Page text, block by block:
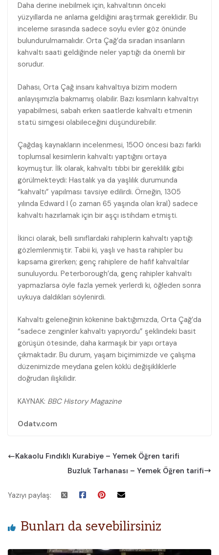
Daha derine inebilmek için, kahvaltının önceki
yüzyıllarda ne anlama geldiğini araştırmak gereklidir. Bu
inceleme sırasında sadece soylu evler göz önünde
bulundurulmamalıdır. Orta Çağ’da sıradan insanların
kahvaltı saati geldiğinde neler yaptığı da önemli bir
sorudur.
Dahası, Orta Çağ insanı kahvaltıya bizim modern
anlayışımızla bakmamış olabilir. Bazı kısımların kahvaltıyı
yapabilmesi, sabah erken saatlerde kahvaltı etmenin
statü simgesi olabileceğini düşündürebilir.
Çağdaş kaynakların incelenmesi, 1500 öncesi bazı farklı
toplumsal kesimlerin kahvaltı yaptığını ortaya
koymuştur. İlk olarak, kahvaltı tıbbi bir gereklilik gibi
görülmekteydi: Hastalık ya da yaşlılık durumunda
“kahvaltı” yapılması tavsiye edilirdi. Örneğin, 1305
yılında Edward I (o zaman 65 yaşında olan kral) sadece
kahvaltı hazırlamak için bir aşçı istihdam etmişti.
İkinci olarak, belli sınıflardaki rahiplerin kahvaltı yaptığı
gözlemlenmiştir. Tabii ki, yaşlı ve hasta rahipler bu
kapsama girerken; genç rahiplere de hafif kahvaltılar
sunuluyordu. Peterborough’da, genç rahipler kahvaltı
yapmazlarsa öyle fazla yemek yerlerdi ki, öğleden sonra
uykuya daldıkları söylenirdi.
Kahvaltı geleneğinin kökenine baktığımızda, Orta Çağ’da
“sadece zenginler kahvaltı yapıyordu” şeklindeki basit
görüşün ötesinde, daha karmaşık bir yapı ortaya
çıkmaktadır. Bu durum, yaşam biçimimizde ve çalışma
düzenimizde meydana gelen köklü değişikliklerle
doğrudan ilişkilidir.
KAYNAK: BBC History Magazine
Odatv.com
Kakaolu Fındıklı Kurabiye – Yemek Öğren tarifi
Buzluk Tarhanası – Yemek Öğren tarifi
Yazıyı paylaş:
Bunları da sevebilirsiniz